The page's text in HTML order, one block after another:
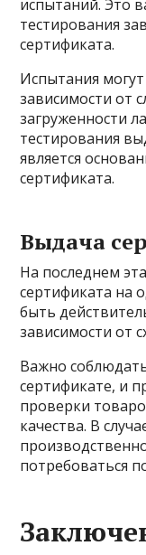
испытаний. Это
тестирования
сертификата.
Испытания
зависимости от
загруженности
тестирования
является
сертификата.
Выдача
На последнем
сертификата на
быть
зависимости от
Важно
сертификате, и
проверки
качества. В
потребоваться